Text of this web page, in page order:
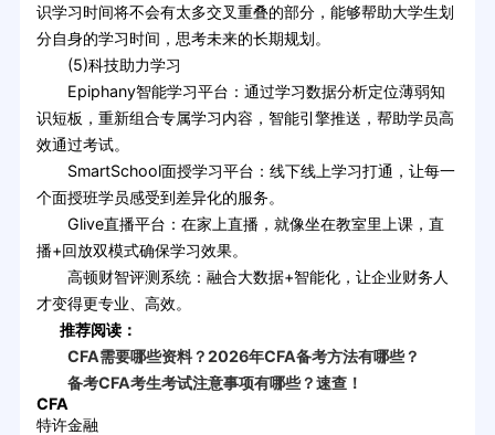
识学习时间将不会有太多交叉重叠的部分，能够帮助大学生划
分自身的学习时间，思考未来的长期规划。
(5)科技助力学习
Epiphany智能学习平台：通过学习数据分析定位薄弱知
识短板，重新组合专属学习内容，智能引擎推送，帮助学员高
效通过考试。
SmartSchool面授学习平台：线下线上学习打通，让每一
个面授班学员感受到差异化的服务。
Glive直播平台：在家上直播，就像坐在教室里上课，直
播+回放双模式确保学习效果。
高顿财智评测系统：融合大数据+智能化，让企业财务人
才变得更专业、高效。
推荐阅读：
CFA需要哪些资料？2026年CFA备考方法有哪些？
备考CFA考生考试注意事项有哪些？速查！
CFA
特许金融